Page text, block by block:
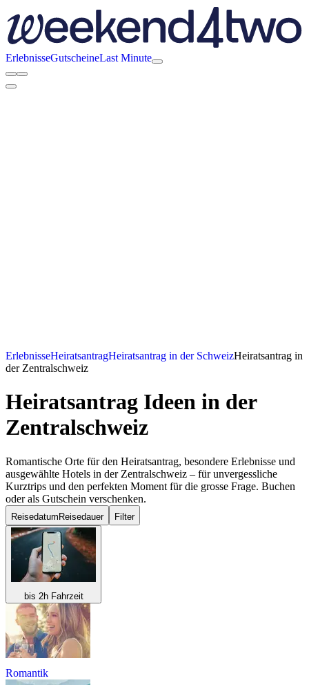
ErlebnisseGutscheineLast Minute
ErlebnisseHeiratsantragHeiratsantrag in der SchweizHeiratsantrag in
der Zentralschweiz
Heiratsantrag Ideen in der
Zentralschweiz
Romantische Orte für den Heiratsantrag, besondere Erlebnisse und
ausgewählte Hotels in der Zentralschweiz – für unvergessliche
Kurztrips und den perfekten Moment für die grosse Frage. Buchen
oder als Gutschein verschenken.
Reisedatum Reisedauer Filter
bis 2h Fahrzeit
Romantik